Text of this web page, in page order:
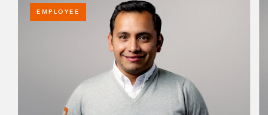
EMPLOYEE